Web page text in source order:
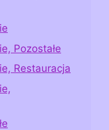
Pozostałe
Restauracja